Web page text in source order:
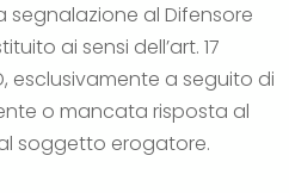
segnalazione al Difensore
ai sensi dell’art. 17
esclusivamente a seguito di
o mancata risposta al
soggetto erogatore.